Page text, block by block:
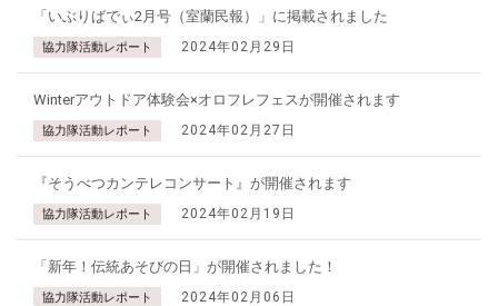
「いぶりばでぃ2月号（室蘭民報）」に掲載されました
協力隊活動レポート 2024年02月29日
Winterアウトドア体験会×オロフレフェスが開催されます
協力隊活動レポート 2024年02月27日
『そうべつカンテレコンサート』が開催されます
協力隊活動レポート 2024年02月19日
「新年！伝統あそびの日」が開催されました！
協力隊活動レポート 2024年02月06日